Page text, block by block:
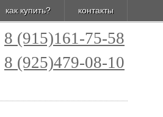
как купить? контакты
8 (915)161-75-58
8 (925)479-08-10